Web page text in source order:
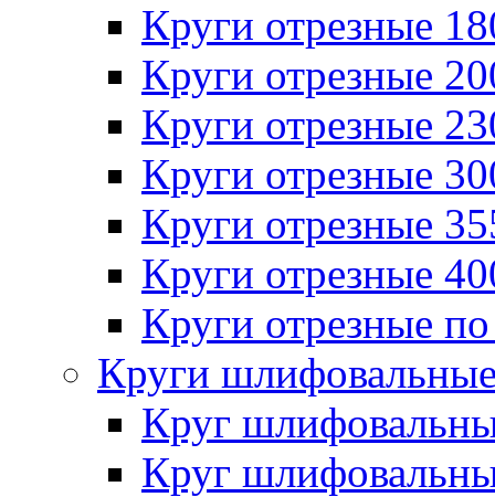
Круги отрезные
Круги отрезные
Круги отрезные
Круги отрезные
Круги отрезные
Круги отрезные
Круги отрезные
Круги
Круг
Круг